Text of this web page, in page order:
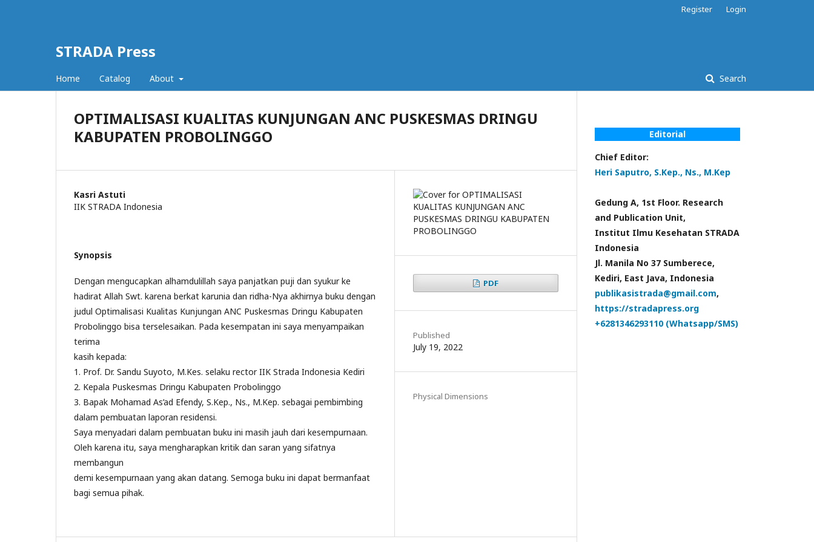
STRADA Press
Home Catalog About Search
Register Login
OPTIMALISASI KUALITAS KUNJUNGAN ANC PUSKESMAS DRINGU
KABUPATEN PROBOLINGGO
Kasri Astuti
IIK STRADA Indonesia
Synopsis
Dengan mengucapkan alhamdulillah saya panjatkan puji dan syukur ke
hadirat Allah Swt. karena berkat karunia dan ridha-Nya akhirnya buku dengan
judul Optimalisasi Kualitas Kunjungan ANC Puskesmas Dringu Kabupaten
Probolinggo bisa terselesaikan. Pada kesempatan ini saya menyampaikan
terima
kasih kepada:
1. Prof. Dr. Sandu Suyoto, M.Kes. selaku rector IIK Strada Indonesia Kediri
2. Kepala Puskesmas Dringu Kabupaten Probolinggo
3. Bapak Mohamad As’ad Efendy, S.Kep., Ns., M.Kep. sebagai pembimbing
dalam pembuatan laporan residensi.
Saya menyadari dalam pembuatan buku ini masih jauh dari kesempurnaan.
Oleh karena itu, saya mengharapkan kritik dan saran yang sifatnya
membangun
demi kesempurnaan yang akan datang. Semoga buku ini dapat bermanfaat
bagi semua pihak.
PDF
Published
July 19, 2022
Physical Dimensions
Editorial
Chief Editor:
Heri Saputro, S.Kep., Ns., M.Kep
Gedung A, 1st Floor. Research
and Publication Unit,
Institut Ilmu Kesehatan STRADA
Indonesia
Jl. Manila No 37 Sumberece,
Kediri, East Java, Indonesia
publikasistrada@gmail.com,
https://stradapress.org
+6281346293110 (Whatsapp/SMS)